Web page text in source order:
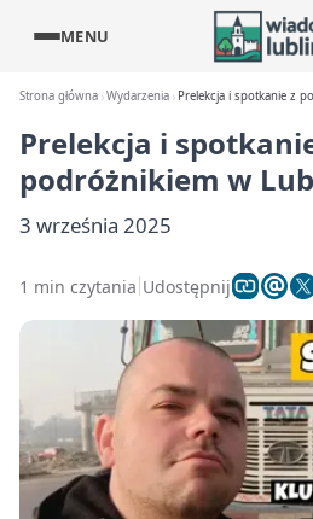
MENU
Strona główna Wydarzenia Prelekcja i spotkanie z
Prelekcja i
podróżnikiem w
3 września 2025
1 min czytania Udostępnij